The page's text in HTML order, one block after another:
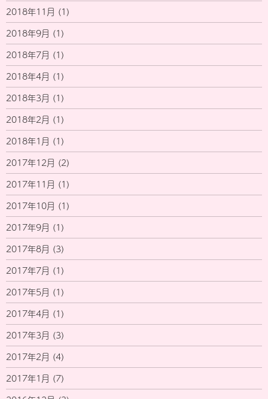
2018年11月 (1)
2018年9月 (1)
2018年7月 (1)
2018年4月 (1)
2018年3月 (1)
2018年2月 (1)
2018年1月 (1)
2017年12月 (2)
2017年11月 (1)
2017年10月 (1)
2017年9月 (1)
2017年8月 (3)
2017年7月 (1)
2017年5月 (1)
2017年4月 (1)
2017年3月 (3)
2017年2月 (4)
2017年1月 (7)